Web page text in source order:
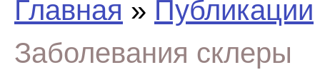
Главная » Публикации
Заболевания склеры